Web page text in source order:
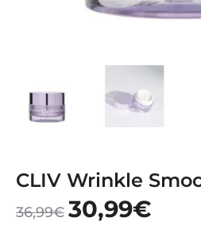
CLIV Wrinkle
36,99€ 30,99€